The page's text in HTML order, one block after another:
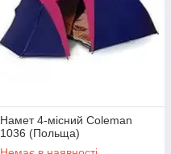
Намет 4-місний Coleman
1036 (Польща)